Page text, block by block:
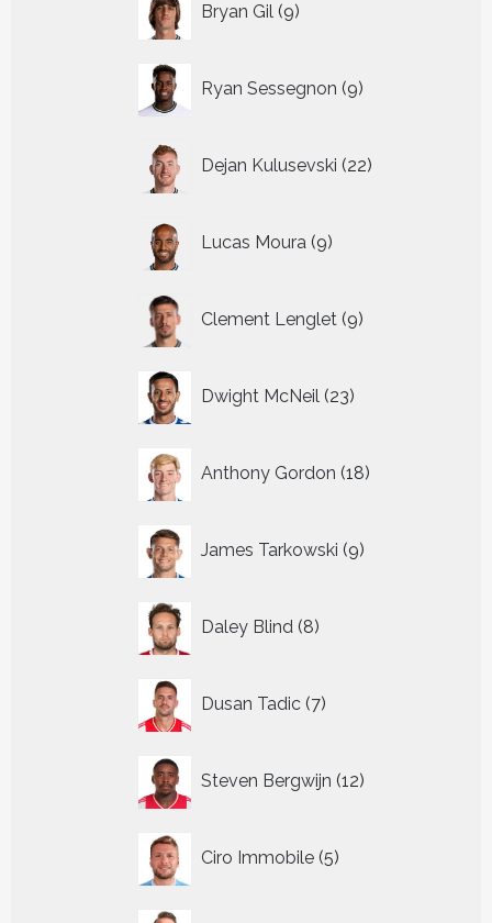
Bryan Gil 9
producten
Ryan Sessegnon 9
producten
Dejan Kulusevski 22
producten
Lucas Moura 9
producten
Clement Lenglet 9
producten
Dwight McNeil 23
producten
Anthony Gordon 18
producten
James Tarkowski 9
producten
Daley Blind 8
producten
Dusan Tadic 7
producten
Steven Bergwijn 12
producten
Ciro Immobile 5
producten